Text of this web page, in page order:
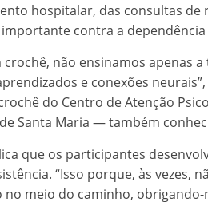
hospitalar, das consultas
contra a
não ensinamos apenas
e conexões
do Centro de Atenção
Santa Maria — também
que os participantes
“Isso porque, às vezes,
meio do caminho,